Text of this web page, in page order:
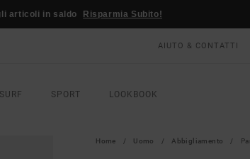
articoli in saldo Risparmia Subito!
AIUTO & CONTATTI
SURF SPORT LOOKBOOK
Home Uomo Abbigliamento